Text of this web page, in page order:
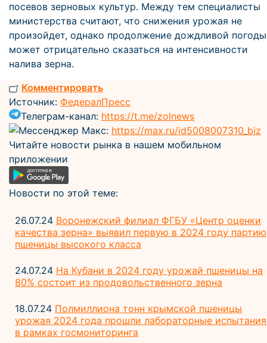
посевов зерновых культур. Между тем специалисты
министерства считают, что снижения урожая не
произойдет, однако продолжение дождливой погоды
может отрицательно сказаться на интенсивности
налива зерна.
Комментировать
Источник: ФедералПресс
Телеграм-канал: https://t.me/zolnews
Мессенджер Макс: https://max.ru/id5008007310_biz
Читайте новости рынка в нашем мобильном
приложении
Новости по этой теме:
26.07.24 Воронежский филиал ФГБУ «Центр оценки
качества зерна» выявил первую в 2024 году партию
пшеницы высокого класса
24.07.24 На Кубани в 2024 году урожай пшеницы на
80% состоит из продовольственного зерна
18.07.24 Полмиллиона тонн крымской пшеницы
урожая 2024 года прошли лабораторные испытания
в рамках госмониторинга